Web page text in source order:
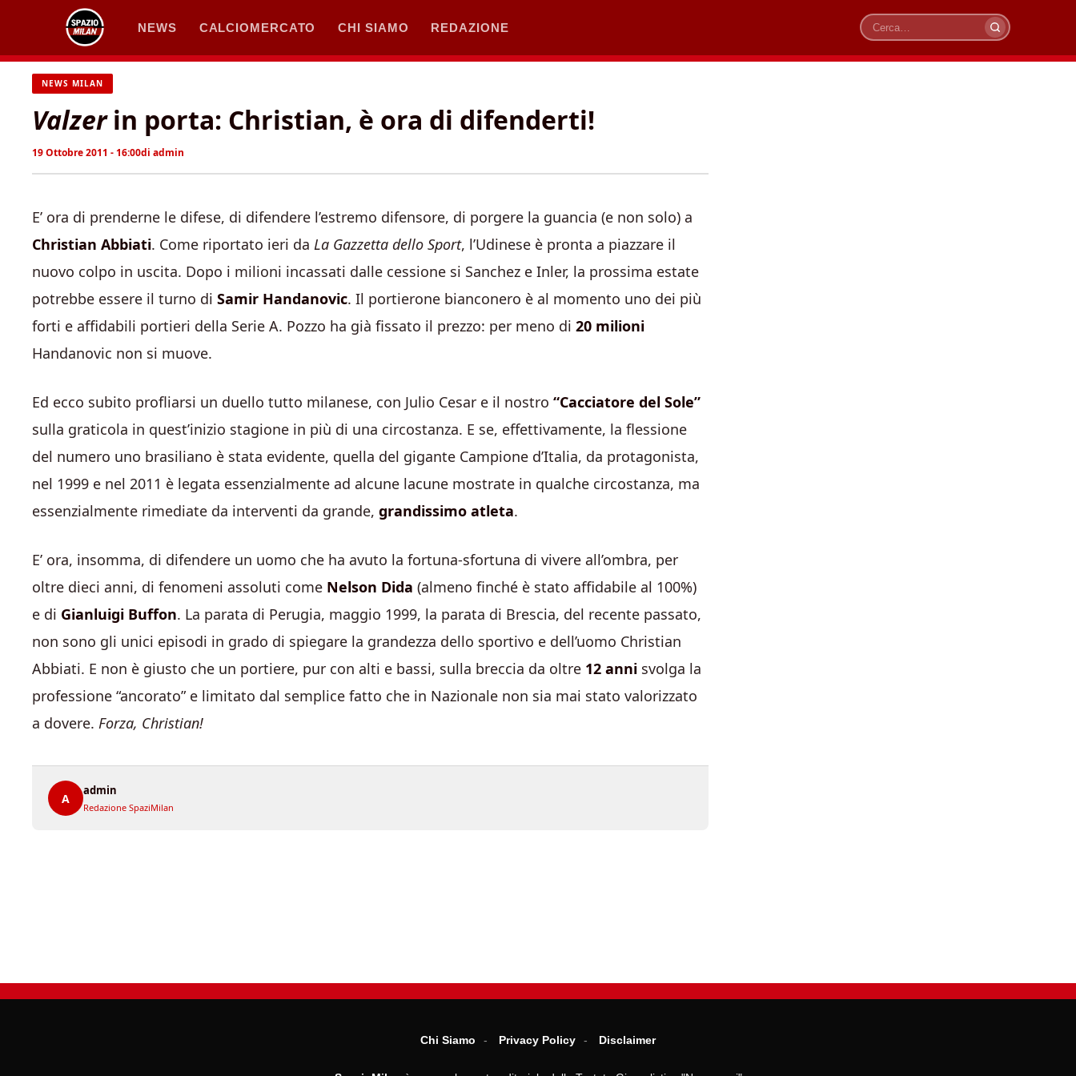
contenuto
NEWS CALCIOMERCATO CHI SIAMO REDAZIONE
Cerca
NEWS MILAN
Valzerin porta: Christian, è ora di difenderti!
19 Ottobre 2011 - 16:00di admin
E’ ora di prenderne le difese, di difendere l’estremo difensore, di porgere la guancia (e non solo) a
Christian Abbiati. Come riportato ieri da La Gazzetta dello Sport, l’Udinese è pronta a piazzare il
nuovo colpo in uscita. Dopo i milioni incassati dalle cessione si Sanchez e Inler, la prossima estate
potrebbe essere il turno di Samir Handanovic. Il portierone bianconero è al momento uno dei più
forti e affidabili portieri della Serie A. Pozzo ha già fissato il prezzo: per meno di 20 milioni
Handanovic non si muove.
Ed ecco subito profliarsi un duello tutto milanese, con Julio Cesar e il nostro “Cacciatore del Sole”
sulla graticola in quest’inizio stagione in più di una circostanza. E se, effettivamente, la flessione
del numero uno brasiliano è stata evidente, quella del gigante Campione d’Italia, da protagonista,
nel 1999 e nel 2011 è legata essenzialmente ad alcune lacune mostrate in qualche circostanza, ma
essenzialmente rimediate da interventi da grande, grandissimo atleta.
E’ ora, insomma, di difendere un uomo che ha avuto la fortuna-sfortuna di vivere all’ombra, per
oltre dieci anni, di fenomeni assoluti come Nelson Dida (almeno finché è stato affidabile al 100%)
e di Gianluigi Buffon. La parata di Perugia, maggio 1999, la parata di Brescia, del recente passato,
non sono gli unici episodi in grado di spiegare la grandezza dello sportivo e dell’uomo Christian
Abbiati. E non è giusto che un portiere, pur con alti e bassi, sulla breccia da oltre 12 anni svolga la
professione “ancorato” e limitato dal semplice fatto che in Nazionale non sia mai stato valorizzato
a dovere. Forza, Christian!
A
admin
Redazione SpaziMilan
Chi Siamo Privacy Policy Disclaimer